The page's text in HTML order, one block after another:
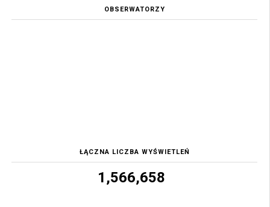
OBSERWATORZY
ŁĄCZNA LICZBA WYŚWIETLEŃ
1,566,658